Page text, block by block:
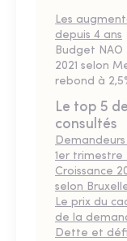
Les
depuis 4 ans
Budget NAO
2021 selon
rebond à
Le top 5
consultés
1er trimestre
Croissance
selon
Le prix du
de la
Dette et